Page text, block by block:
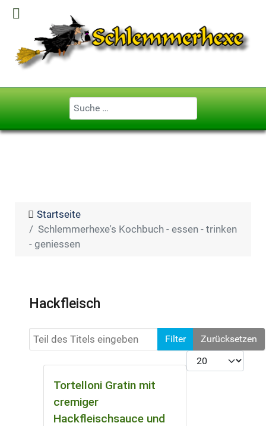
Geben Sie ...
Startseite
Schlemmerhexe's Kochbuch - essen - trinken
- geniessen
Hackfleisch
Teil des Titels eingeben Filter Zurücksetzen
Anzeige #
Tortelloni Gratin mit
cremiger
Hackfleischsauce und